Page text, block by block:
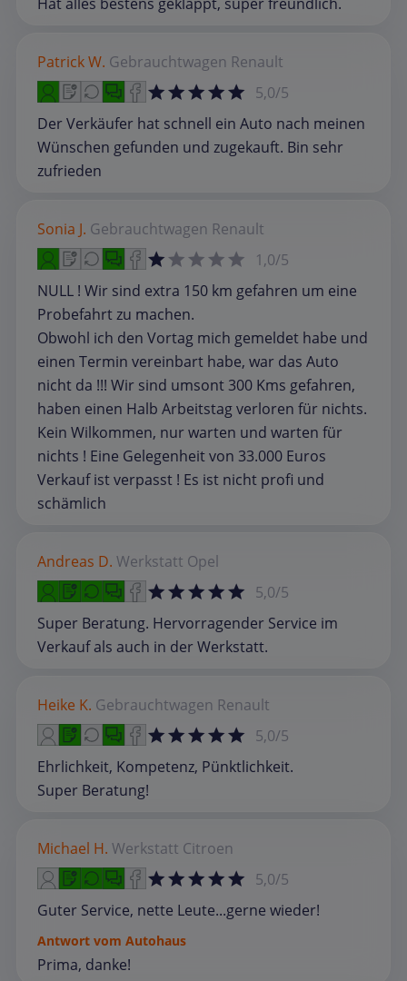
Patrick W. Gebrauchtwagen Renault
5,0/5
Der Verkäufer hat schnell ein Auto nach meinen
Wünschen gefunden und zugekauft. Bin sehr
zufrieden
Sonia J. Gebrauchtwagen Renault
1,0/5
NULL ! Wir sind extra 150 km gefahren um eine
Probefahrt zu machen.
Obwohl ich den Vortag mich gemeldet habe und
einen Termin vereinbart habe, war das Auto
nicht da !!! Wir sind umsont 300 Kms gefahren,
haben einen Halb Arbeitstag verloren für nichts.
Kein Wilkommen, nur warten und warten für
nichts ! Eine Gelegenheit von 33.000 Euros
Verkauf ist verpasst ! Es ist nicht profi und
schämlich
Andreas D. Werkstatt Opel
5,0/5
Super Beratung. Hervorragender Service im
Verkauf als auch in der Werkstatt.
Heike K. Gebrauchtwagen Renault
5,0/5
Ehrlichkeit, Kompetenz, Pünktlichkeit.
Super Beratung!
Michael H. Werkstatt Citroen
5,0/5
Guter Service, nette Leute...gerne wieder!
Antwort vom Autohaus
Prima, danke!